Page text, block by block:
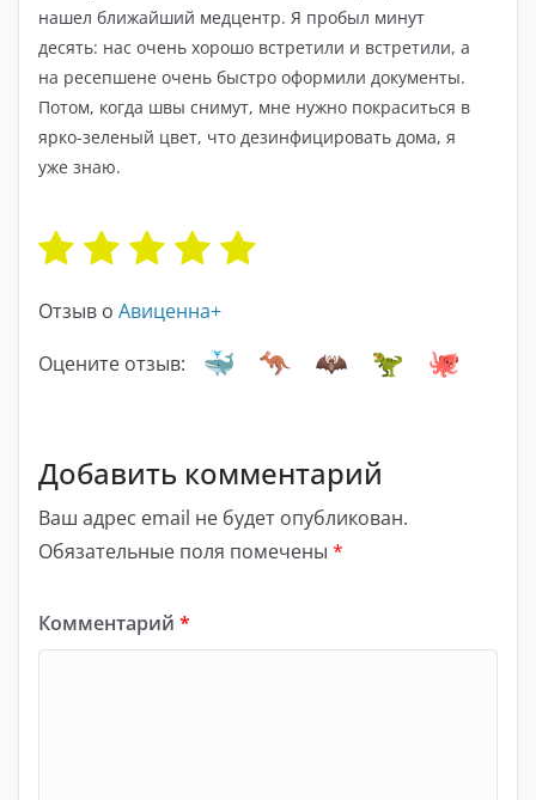
нашел ближайший медцентр. Я пробыл минут
десять: нас очень хорошо встретили и встретили, а
на ресепшене очень быстро оформили документы.
Потом, когда швы снимут, мне нужно покраситься в
ярко-зеленый цвет, что дезинфицировать дома, я
уже знаю.
Отзыв о Авиценна+
Оцените отзыв:
Добавить комментарий
Ваш адрес email не будет опубликован.
Обязательные поля помечены *
Комментарий *